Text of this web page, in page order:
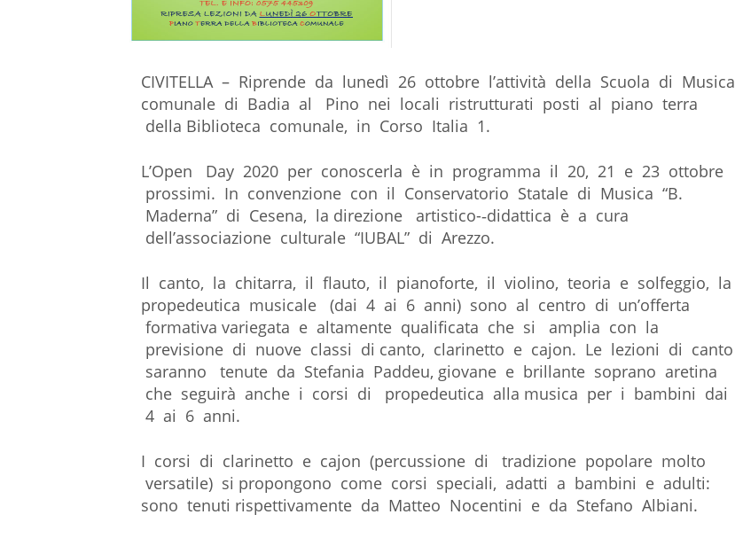
CIVITELLA – Riprende da lunedì 26 ottobre l’attività della Scuola di Musica
comunale di Badia al Pino nei locali ristrutturati posti al piano terra
della Biblioteca comunale, in Corso Italia 1.
L’Open Day 2020 per conoscerla è in programma il 20, 21 e 23 ottobre
prossimi. In convenzione con il Conservatorio Statale di Musica “B.
Maderna” di Cesena, la direzione artistico-­‐didattica è a cura
dell’associazione culturale “IUBAL” di Arezzo.
Il canto, la chitarra, il flauto, il pianoforte, il violino, teoria e solfeggio, la
propedeutica musicale (dai 4 ai 6 anni) sono al centro di un’offerta
formativa variegata e altamente qualificata che si amplia con la
previsione di nuove classi di canto, clarinetto e cajon. Le lezioni di canto
saranno tenute da Stefania Paddeu, giovane e brillante soprano aretina
che seguirà anche i corsi di propedeutica alla musica per i bambini dai
4 ai 6 anni.
I corsi di clarinetto e cajon (percussione di tradizione popolare molto
versatile) si propongono come corsi speciali, adatti a bambini e adulti:
sono tenuti rispettivamente da Matteo Nocentini e da Stefano Albiani.